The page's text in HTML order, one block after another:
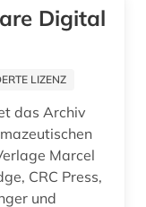
medizinische hochschule hannover (1)
Digital
LIZENZ
das Archiv
Marcel
CRC Press,
und